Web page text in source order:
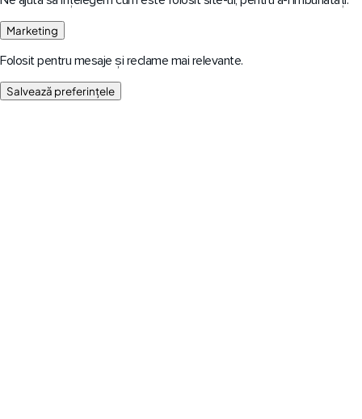
Marketing
Folosit pentru mesaje și reclame mai relevante.
Salvează preferințele